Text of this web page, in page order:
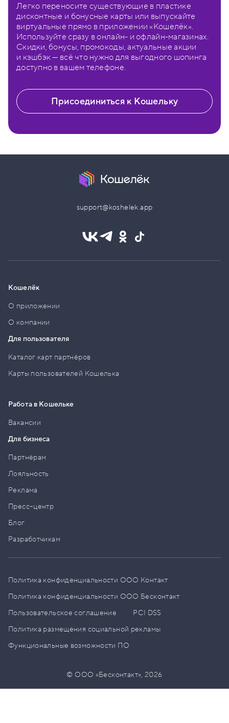
Легко переносите существующие в пластике
дисконтные и бонусные карты или выпускайте
виртуальные прямо в приложении «Кошелёк».
Используйте сразу в онлайн- и офлайн-магазинах.
Скидки, бонусы, промокоды, актуальные акции
и кэшбэк — всё что нужно для выгодного шопинга
доступно в вашем телефоне.
Присоединиться к Кошельку
support@koshelek.app
Кошелёк
О приложении
О компании
Для пользователя
Каталог карт партнёров
Карты пользователей Кошелька
Работа в Кошельке
Вакансии
Для бизнеса
Партнёрам
Лояльность
Реклама
Пресс–центр
Блог
Разработчикам
Политика конфиденциальности ООО Контакт
Политика конфиденциальности ООО Бесконтакт
Пользовательское соглашение
PCI DSS
Политика размещения социальной рекламы
Функциональные возможности ПО
© ООО «Бесконтакт»,2026